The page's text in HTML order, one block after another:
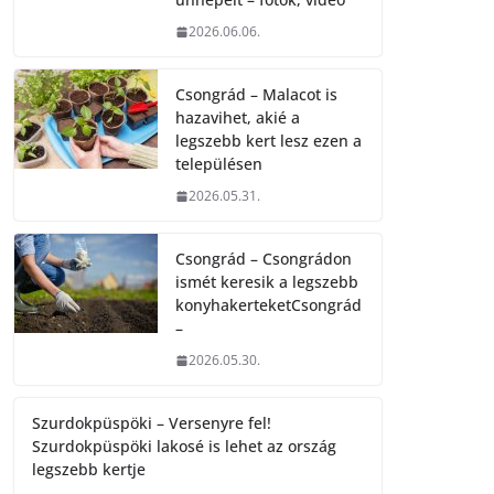
2026.06.06.
Csongrád – Malacot is
hazavihet, akié a
legszebb kert lesz ezen a
településen
2026.05.31.
Csongrád – Csongrádon
ismét keresik a legszebb
konyhakerteketCsongrád
–
2026.05.30.
Szurdokpüspöki – Versenyre fel!
Szurdokpüspöki lakosé is lehet az ország
legszebb kertje